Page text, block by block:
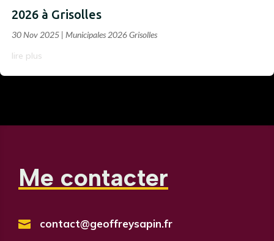
2026 à Grisolles
30 Nov 2025 | Municipales 2026 Grisolles
lire plus
Me contacter

contact@geoffreysapin.fr